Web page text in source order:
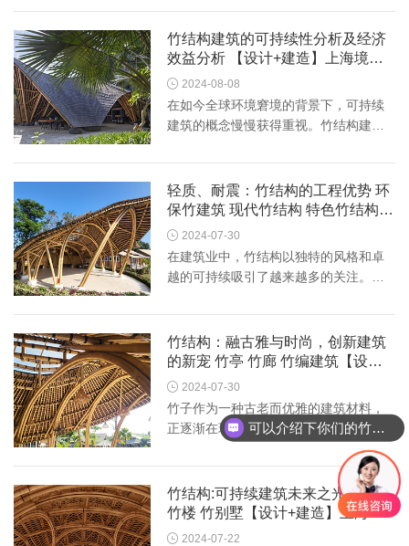
子以其出色的生长速度、生态友好性与
出色的构造韧性，成为大家修建理想住
房的原料。与传统的砖、木、...
竹结构建筑的可持续性分析及经济
效益分析 【设计+建造】上海境道
原竹
 2024-08-08
在如今全球环境窘境的背景下，可持续
建筑的概念慢慢获得重视。竹结构建筑
材料特性和环保优势，慢慢表明出其优
势。下边，我们将详细分析竹结构建筑
的可持续性，包括其生态优势...
轻质、耐震：竹结构的工程优势 环
保竹建筑 现代竹结构 特色竹结构建
筑
 2024-07-30
在建筑业中，竹结构以独特的风格和卓
越的可持续吸引了越来越多的关注。竹
出色的强度，广泛应用于各种结构的施
工中。本文将详细分析竹结构的特征、
优点和主要用途。 竹结构的重...
竹结构：融古雅与时尚，创新建筑
的新宠 竹亭 竹廊 竹编建筑【设计
+建造】上海境道原竹
 2024-07-30
竹子作为一种古老而优雅的建筑材料，
正逐渐在现代建筑中展示出它的优势。
其轻柔、坚毅、环保的特性使之成为设
计师目标。竹结构既充满自然气息，又
突出了当代建筑的风潮之美，成为当今
创新建筑的新宠。竹结构的独...
竹结构:可持续建筑未来之光 竹屋
竹楼 竹别墅【设计+建造】上海境
道原竹
 2024-07-22
可以介绍下你们的竹建筑产品么
你们竹建筑是怎么收费的呢